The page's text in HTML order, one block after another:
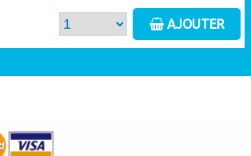
AJOUTER